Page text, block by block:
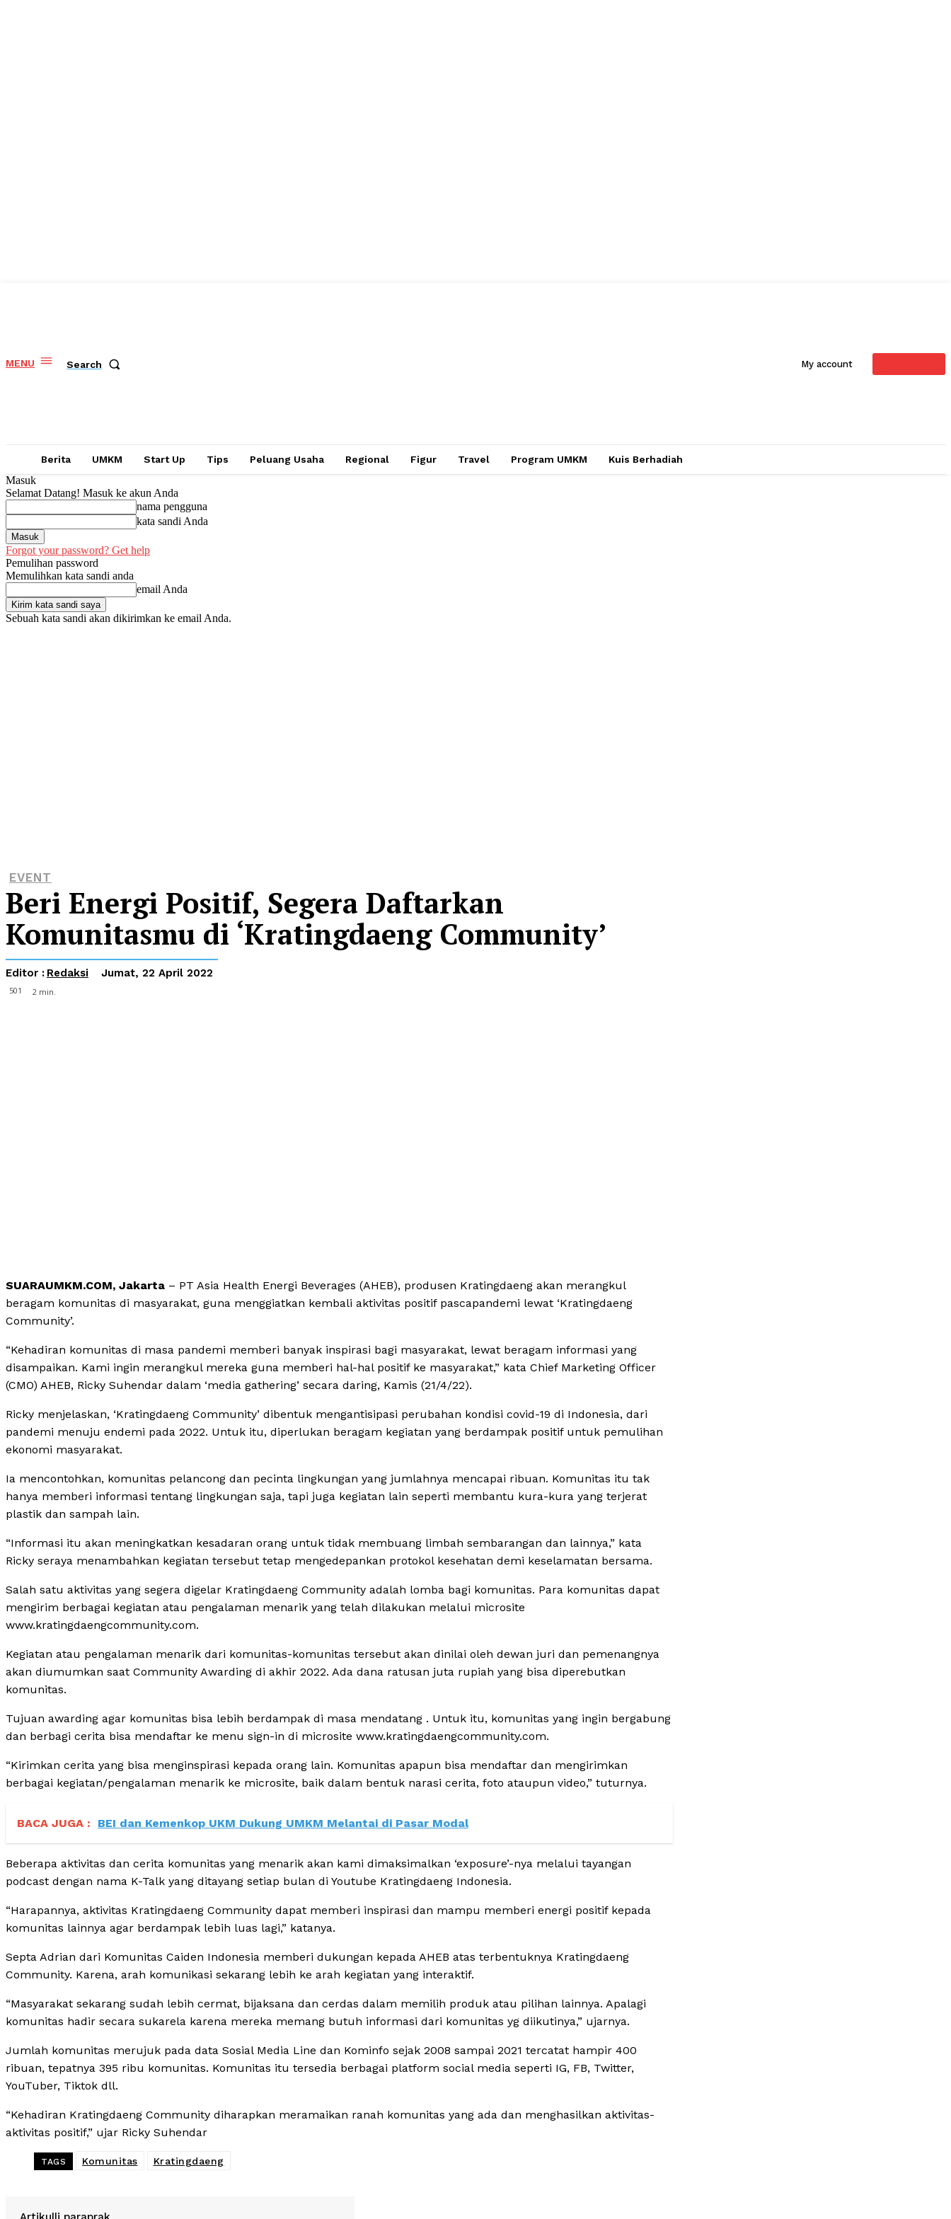
MENU Search My account
Berita UMKM Start Up Tips Peluang Usaha Regional Figur Travel Program UMKM Kuis Berhadiah
Masuk
Selamat Datang! Masuk ke akun Anda
nama pengguna
kata sandi Anda
Forgot your password? Get help
Pemulihan password
Memulihkan kata sandi anda
email Anda
Sebuah kata sandi akan dikirimkan ke email Anda.
EVENT
Beri Energi Positif, Segera Daftarkan
Komunitasmu di ‘Kratingdaeng Community’
Editor : Redaksi Jumat, 22 April 2022
501 2 min.
SUARAUMKM.COM, Jakarta – PT Asia Health Energi Beverages (AHEB), produsen Kratingdaeng akan merangkul
beragam komunitas di masyarakat, guna menggiatkan kembali aktivitas positif pascapandemi lewat ‘Kratingdaeng
Community’.
“Kehadiran komunitas di masa pandemi memberi banyak inspirasi bagi masyarakat, lewat beragam informasi yang
disampaikan. Kami ingin merangkul mereka guna memberi hal-hal positif ke masyarakat,” kata Chief Marketing Officer
(CMO) AHEB, Ricky Suhendar dalam ‘media gathering’ secara daring, Kamis (21/4/22).
Ricky menjelaskan, ‘Kratingdaeng Community’ dibentuk mengantisipasi perubahan kondisi covid-19 di Indonesia, dari
pandemi menuju endemi pada 2022. Untuk itu, diperlukan beragam kegiatan yang berdampak positif untuk pemulihan
ekonomi masyarakat.
Ia mencontohkan, komunitas pelancong dan pecinta lingkungan yang jumlahnya mencapai ribuan. Komunitas itu tak
hanya memberi informasi tentang lingkungan saja, tapi juga kegiatan lain seperti membantu kura-kura yang terjerat
plastik dan sampah lain.
“Informasi itu akan meningkatkan kesadaran orang untuk tidak membuang limbah sembarangan dan lainnya,” kata
Ricky seraya menambahkan kegiatan tersebut tetap mengedepankan protokol kesehatan demi keselamatan bersama.
Salah satu aktivitas yang segera digelar Kratingdaeng Community adalah lomba bagi komunitas. Para komunitas dapat
mengirim berbagai kegiatan atau pengalaman menarik yang telah dilakukan melalui microsite
www.kratingdaengcommunity.com.
Kegiatan atau pengalaman menarik dari komunitas-komunitas tersebut akan dinilai oleh dewan juri dan pemenangnya
akan diumumkan saat Community Awarding di akhir 2022. Ada dana ratusan juta rupiah yang bisa diperebutkan
komunitas.
Tujuan awarding agar komunitas bisa lebih berdampak di masa mendatang . Untuk itu, komunitas yang ingin bergabung
dan berbagi cerita bisa mendaftar ke menu sign-in di microsite www.kratingdaengcommunity.com.
“Kirimkan cerita yang bisa menginspirasi kepada orang lain. Komunitas apapun bisa mendaftar dan mengirimkan
berbagai kegiatan/pengalaman menarik ke microsite, baik dalam bentuk narasi cerita, foto ataupun video,” tuturnya.
BACA JUGA : BEI dan Kemenkop UKM Dukung UMKM Melantai di Pasar Modal
Beberapa aktivitas dan cerita komunitas yang menarik akan kami dimaksimalkan ‘exposure’-nya melalui tayangan
podcast dengan nama K-Talk yang ditayang setiap bulan di Youtube Kratingdaeng Indonesia.
“Harapannya, aktivitas Kratingdaeng Community dapat memberi inspirasi dan mampu memberi energi positif kepada
komunitas lainnya agar berdampak lebih luas lagi,” katanya.
Septa Adrian dari Komunitas Caiden Indonesia memberi dukungan kepada AHEB atas terbentuknya Kratingdaeng
Community. Karena, arah komunikasi sekarang lebih ke arah kegiatan yang interaktif.
“Masyarakat sekarang sudah lebih cermat, bijaksana dan cerdas dalam memilih produk atau pilihan lainnya. Apalagi
komunitas hadir secara sukarela karena mereka memang butuh informasi dari komunitas yg diikutinya,” ujarnya.
Jumlah komunitas merujuk pada data Sosial Media Line dan Kominfo sejak 2008 sampai 2021 tercatat hampir 400
ribuan, tepatnya 395 ribu komunitas. Komunitas itu tersedia berbagai platform social media seperti IG, FB, Twitter,
YouTuber, Tiktok dll.
“Kehadiran Kratingdaeng Community diharapkan meramaikan ranah komunitas yang ada dan menghasilkan aktivitas-
aktivitas positif,” ujar Ricky Suhendar
TAGS Komunitas Kratingdaeng